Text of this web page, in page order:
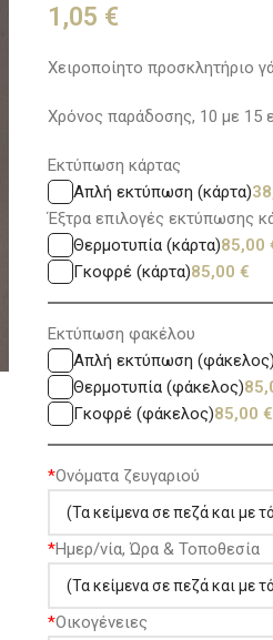
1,05 €
Χειροποίητο προσκλητήριο
Χρόνος παράδοσης, 10 με 15
Εκτύπωση κάρτας
Απλή εκτύπωση (κάρτα)
Έξτρα επιλογές εκτύπωσης
Θερμοτυπία (κάρτα)85,00
Γκοφρέ (κάρτα)85,00 €
Εκτύπωση φακέλου
Απλή εκτύπωση (φάκελος)
Θερμοτυπία (φάκελος)
Γκοφρέ (φάκελος)85,00 €
*Ονόματα ζευγαριού
*Ημερ/νία, Ώρα & Τοποθεσία
*Οικογένειες